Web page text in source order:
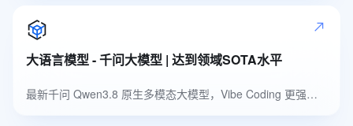
大语言模型 - 千问大模型 | 达到领域SOTA水平
最新千问 Qwen3.8 原生多模态大模型，Vibe Coding 更强，多模态识别更准